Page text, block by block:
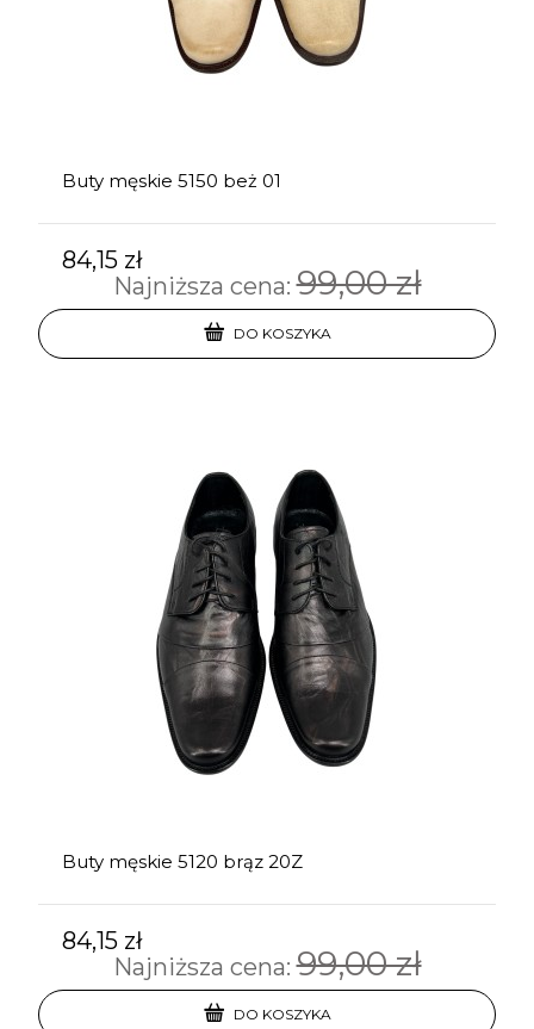
Buty męskie 5150 beż 01
84,15 zł
Najniższa cena:99,00 zł
DO KOSZYKA
Buty męskie 5120 brąz 20Z
84,15 zł
Najniższa cena:99,00 zł
DO KOSZYKA